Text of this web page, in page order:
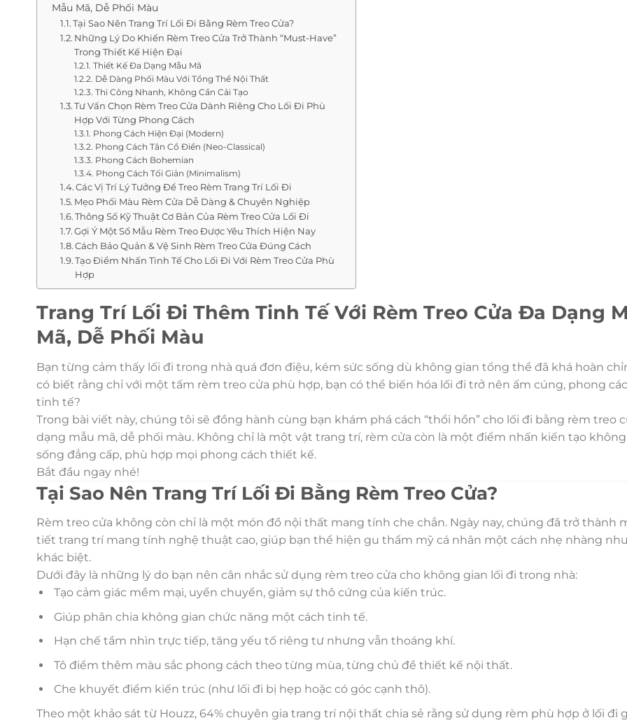
Mẫu Mã, Dễ Phối Màu
Tại Sao Nên Trang Trí Lối Đi Bằng Rèm Treo Cửa?
Những Lý Do Khiến Rèm Treo Cửa Trở Thành “Must-Have”
Trong Thiết Kế Hiện Đại
Thiết Kế Đa Dạng Mẫu Mã
Dễ Dàng Phối Màu Với Tổng Thể Nội Thất
Thi Công Nhanh, Không Cần Cải Tạo
Tư Vấn Chọn Rèm Treo Cửa Dành Riêng Cho Lối Đi Phù
Hợp Với Từng Phong Cách
Phong Cách Hiện Đại (Modern)
Phong Cách Tân Cổ Điển (Neo-Classical)
Phong Cách Bohemian
Phong Cách Tối Giản (Minimalism)
Các Vị Trí Lý Tưởng Để Treo Rèm Trang Trí Lối Đi
Mẹo Phối Màu Rèm Cửa Dễ Dàng & Chuyên Nghiệp
Thông Số Kỹ Thuật Cơ Bản Của Rèm Treo Cửa Lối Đi
Gợi Ý Một Số Mẫu Rèm Treo Được Yêu Thích Hiện Nay
Cách Bảo Quản & Vệ Sinh Rèm Treo Cửa Đúng Cách
Tạo Điểm Nhấn Tinh Tế Cho Lối Đi Với Rèm Treo Cửa Phù
Hợp
Trang Trí Lối Đi Thêm Tinh Tế Với Rèm Treo Cửa Đa Dạng
Mã, Dễ Phối Màu
Bạn từng cảm thấy lối đi trong nhà quá đơn điệu, kém sức sống dù không gian tổng thể đã khá hoàn
có biết rằng chỉ với một tấm rèm treo cửa phù hợp, bạn có thể biến hóa lối đi trở nên ấm cúng, phong
tinh tế?
Trong bài viết này, chúng tôi sẽ đồng hành cùng bạn khám phá cách “thổi hồn” cho lối đi bằng rèm treo
dạng mẫu mã, dễ phối màu. Không chỉ là một vật trang trí, rèm cửa còn là một điểm nhấn kiến tạo
sống đẳng cấp, phù hợp mọi phong cách thiết kế.
Bắt đầu ngay nhé!
Tại Sao Nên Trang Trí Lối Đi Bằng Rèm Treo Cửa?
Rèm treo cửa không còn chỉ là một món đồ nội thất mang tính che chắn. Ngày nay, chúng đã trở thành
tiết trang trí mang tính nghệ thuật cao, giúp bạn thể hiện gu thẩm mỹ cá nhân một cách nhẹ nhàng
khác biệt.
Dưới đây là những lý do bạn nên cân nhắc sử dụng rèm treo cửa cho không gian lối đi trong nhà:
Tạo cảm giác mềm mại, uyển chuyển, giảm sự thô cứng của kiến trúc.
Giúp phân chia không gian chức năng một cách tinh tế.
Hạn chế tầm nhìn trực tiếp, tăng yếu tố riêng tư nhưng vẫn thoáng khí.
Tô điểm thêm màu sắc phong cách theo từng mùa, từng chủ đề thiết kế nội thất.
Che khuyết điểm kiến trúc (như lối đi bị hẹp hoặc có góc cạnh thô).
Theo một khảo sát từ Houzz, 64% chuyên gia trang trí nội thất chia sẻ rằng sử dụng rèm phù hợp ở lối đi